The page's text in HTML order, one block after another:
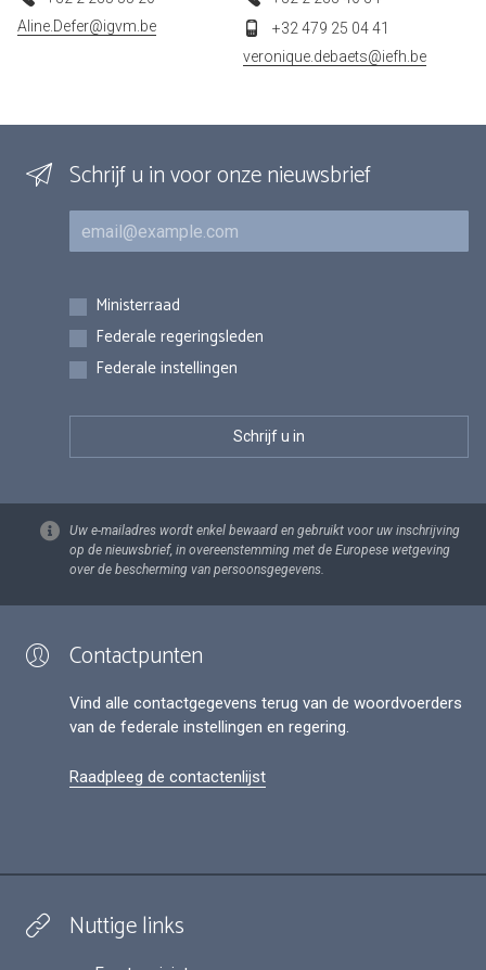
Aline.Defer@igvm.be
+32 479 25 04 41
veronique.debaets@iefh.be
Schrijf u in voor onze nieuwsbrief
E-mail
Inschrijvingen
Ministerraad
Federale regeringsleden
Federale instellingen
Uw e-mailadres wordt enkel bewaard en gebruikt voor uw inschrijving
op de nieuwsbrief, in overeenstemming met de Europese wetgeving
over de bescherming van persoonsgegevens.
Contactpunten
Vind alle contactgegevens terug van de woordvoerders
van de federale instellingen en regering.
Raadpleeg de contactenlijst
Nuttige links